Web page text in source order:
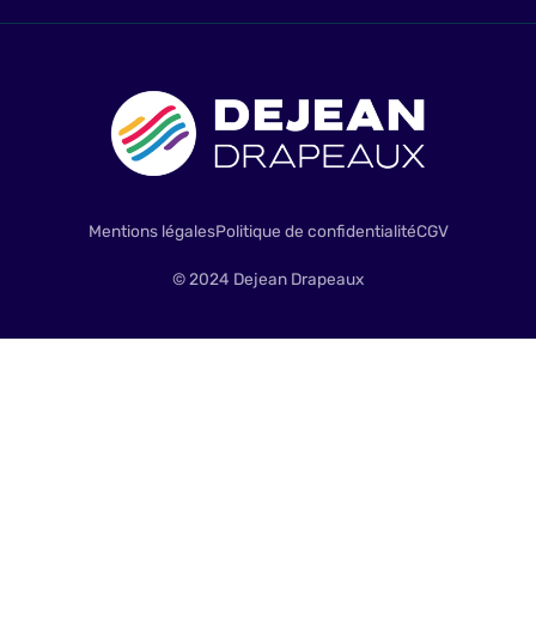
Mentions légalesPolitique de confidentialitéCGV
© 2024 Dejean Drapeaux